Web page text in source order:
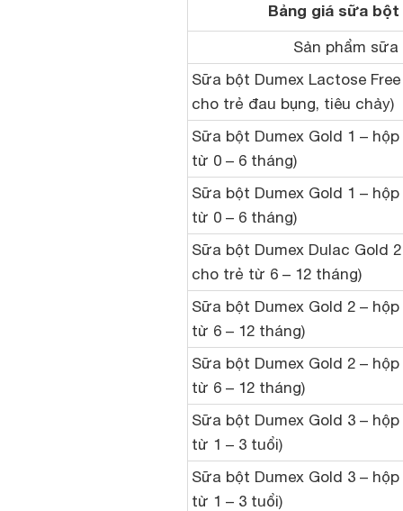
Bảng giá sữa
Sản phẩm sữa
Sữa bột Dumex Lactose
cho trẻ đau bụng, tiêu chảy)
Sữa bột Dumex Gold 1 –
từ 0 – 6 tháng)
Sữa bột Dumex Gold 1 –
từ 0 – 6 tháng)
Sữa bột Dumex Dulac Gold
cho trẻ từ 6 – 12 tháng)
Sữa bột Dumex Gold 2 –
từ 6 – 12 tháng)
Sữa bột Dumex Gold 2 –
từ 6 – 12 tháng)
Sữa bột Dumex Gold 3 –
từ 1 – 3 tuổi)
Sữa bột Dumex Gold 3 –
từ 1 – 3 tuổi)